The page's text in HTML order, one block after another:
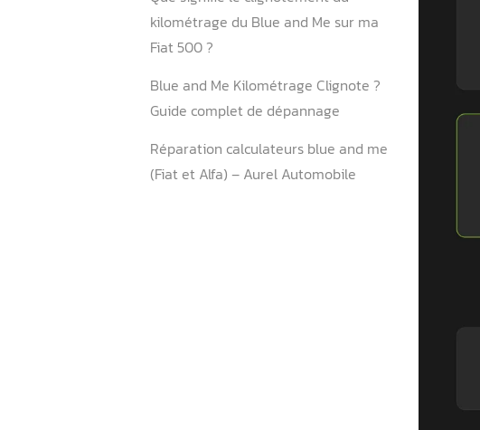
Comment désactiver le Blue and Me
sur Fiat 500 ?
Comment puis-je réinitialiser le Blue
and Me sur ma Fiat 500 ?
Où se situe le boitier Blue and Me Fiat
kilométrage du Blue and Me sur ma